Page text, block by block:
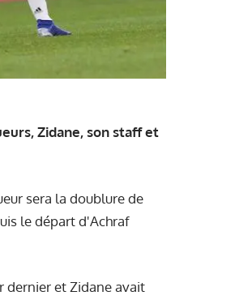
Zidane, son staff et
sera la doublure de
le départ d'Achraf
dernier et Zidane avait